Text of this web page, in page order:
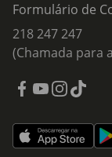
Formulário de
218 247 247
(Chamada para